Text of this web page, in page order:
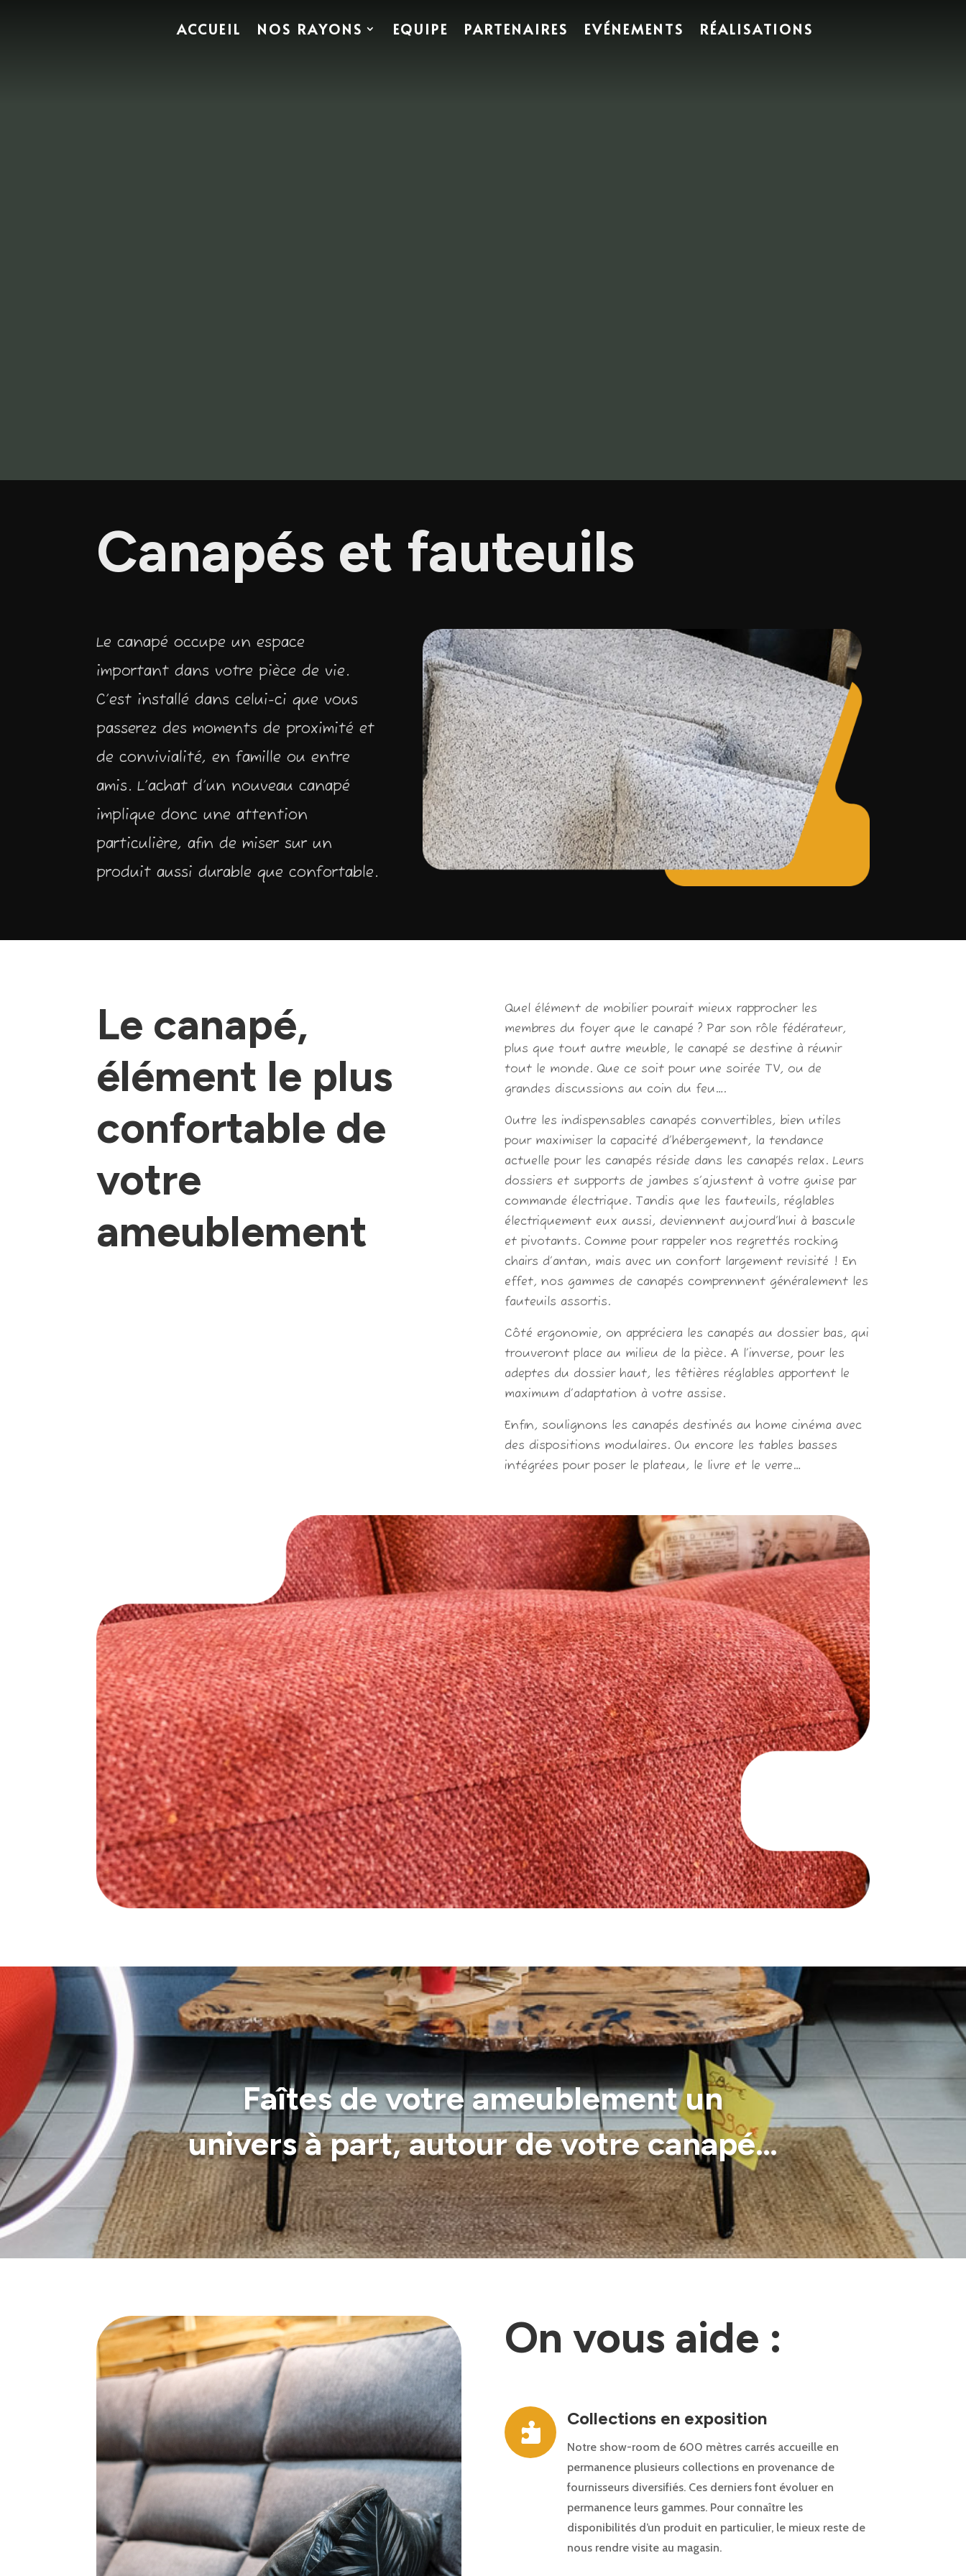
ACCUEIL NOS RAYONS EQUIPE PARTENAIRES EVÉNEMENTS RÉALISATIONS
Canapés et fauteuils
Le canapé occupe un espace
important dans votre pièce de vie.
C’est installé dans celui-ci que vous
passerez des moments de proximité et
de convivialité, en famille ou entre
amis. L’achat d’un nouveau canapé
implique donc une attention
particulière, afin de miser sur un
produit aussi durable que confortable.
Le canapé,
élément le plus
confortable de
votre
ameublement
Quel élément de mobilier pourait mieux rapprocher les
membres du foyer que le canapé ? Par son rôle fédérateur,
plus que tout autre meuble, le canapé se destine à réunir
tout le monde. Que ce soit pour une soirée TV, ou de
grandes discussions au coin du feu….
Outre les indispensables canapés convertibles, bien utiles
pour maximiser la capacité d’hébergement, la tendance
actuelle pour les canapés réside dans les canapés relax. Leurs
dossiers et supports de jambes s’ajustent à votre guise par
commande électrique. Tandis que les fauteuils, réglables
électriquement eux aussi, deviennent aujourd’hui à bascule
et pivotants. Comme pour rappeler nos regrettés rocking
chairs d’antan, mais avec un confort largement revisité ! En
effet, nos gammes de canapés comprennent généralement les
fauteuils assortis.
Côté ergonomie, on appréciera les canapés au dossier bas, qui
trouveront place au milieu de la pièce. A l’inverse, pour les
adeptes du dossier haut, les têtières réglables apportent le
maximum d’adaptation à votre assise.
Enfin, soulignons les canapés destinés au home cinéma avec
des dispositions modulaires. Ou encore les tables basses
intégrées pour poser le plateau, le livre et le verre…
Faîtes de votre ameublement un
univers à part, autour de votre canapé…
On vous aide :

Collections en exposition
Notre show-room de 600 mètres carrés accueille en
permanence plusieurs collections en provenance de
fournisseurs diversifiés. Ces derniers font évoluer en
permanence leurs gammes. Pour connaître les
disponibilités d’un produit en particulier, le mieux reste de
nous rendre visite au magasin.